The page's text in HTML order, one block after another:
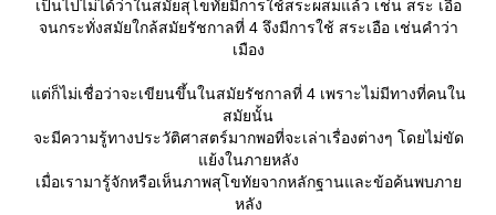
เป็นไปไม่ได้ว่าในสมัยสุโขทัยมีการใช้สระผสมแล้ว เช่น สระ เอือ
จนกระทั่งสมัยใกล้สมัยรัชกาลที่ 4 จึงมีการใช้ สระเอือ เช่นคำว่า
เมือง
ต่ก็ไม่เชื่อว่าจะเขียนขึ้นในสมัยรัชกาลที่ 4 เพราะไม่มีทางที่คนใน
สมัยนั้น
จะมีความรู้ทางประวัติศาสตร์มากพอที่จะเล่าเรื่องต่างๆ โดยไม่ขัด
้งในภายหลัง
เมื่อเรามารู้จักหรือเห็นภาพสุโขทัยจากหลักฐานและข้อค้นพบภา
หลัง